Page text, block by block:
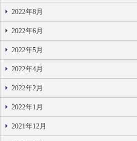
2022年8月
2022年6月
2022年5月
2022年4月
2022年2月
2022年1月
2021年12月